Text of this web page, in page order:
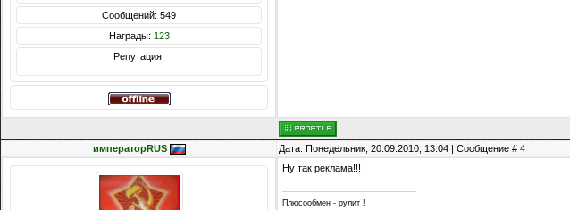
Сообщений: 549
Награды: 123
Репутация:
императорRUS Дата: Понедельник, 20.09.2010, 13:04 | Сообщение # 4
Ну так реклама!!!
Плюсообмен - рулит !